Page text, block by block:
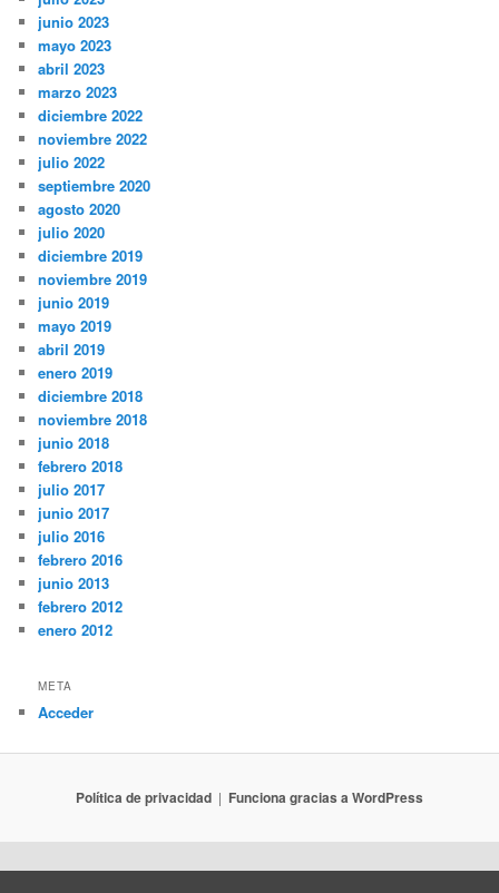
junio 2023
mayo 2023
abril 2023
marzo 2023
diciembre 2022
noviembre 2022
julio 2022
septiembre 2020
agosto 2020
julio 2020
diciembre 2019
noviembre 2019
junio 2019
mayo 2019
abril 2019
enero 2019
diciembre 2018
noviembre 2018
junio 2018
febrero 2018
julio 2017
junio 2017
julio 2016
febrero 2016
junio 2013
febrero 2012
enero 2012
META
Acceder
Política de privacidad Funciona gracias a WordPress